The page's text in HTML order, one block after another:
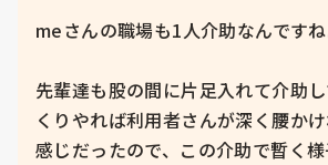
meさんの職場も1人介助なんですね
先輩達も股の間に片足入れて介助
くりやれば利用者さんが深く腰か
感じだったので、この介助で暫く様